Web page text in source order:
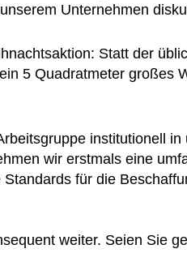
Unternehmen
Statt der
5 Quadratmeter großes
institutionell
wir erstmals eine
für die
weiter. Seien Sie